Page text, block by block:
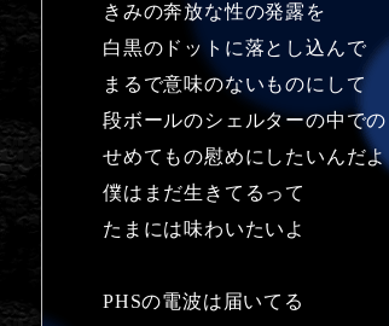
きみの奔放な性の発露を
白黒のドットに落とし込んで
まるで意味のないものにして
段ボールのシェルターの中での
せめてもの慰めにしたいんだよ
僕はまだ生きてるって
たまには味わいたいよ
PHSの電波は届いてる